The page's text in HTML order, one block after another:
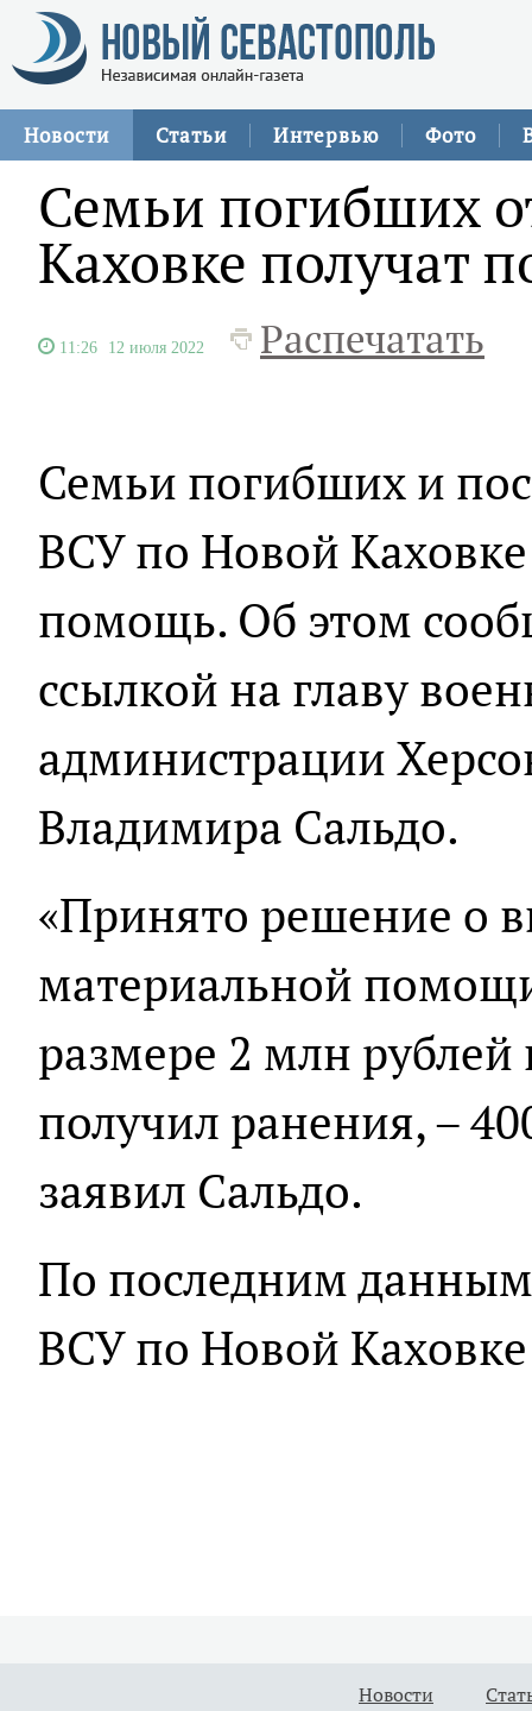
Новости Статьи Интервью Фото
Семьи погибших
Каховке получат
11:26 12 июля 2022 Распечатать
Семьи погибших и
ВСУ по Новой
помощь. Об этом
ссылкой на главу
администрации
Владимира Сальдо.
«Принято решение о
материальной
размере 2 млн
получил ранения, –
заявил Сальдо.
По последним
ВСУ по Новой
Новости